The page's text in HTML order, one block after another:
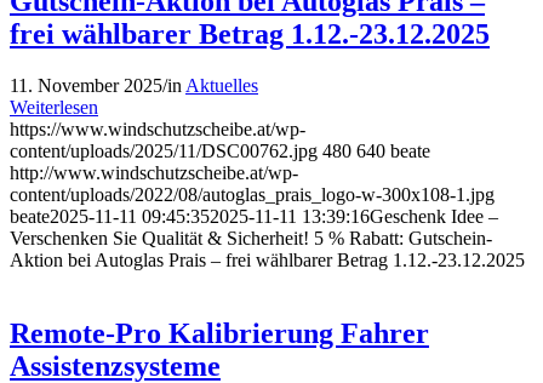
frei wählbarer Betrag 1.12.-23.12.2025
11. November 2025/in Aktuelles
Weiterlesen
https://www.windschutzscheibe.at/wp-
content/uploads/2025/11/DSC00762.jpg 480 640 beate
http://www.windschutzscheibe.at/wp-
content/uploads/2022/08/autoglas_prais_logo-w-300x108-1.jpg
beate2025-11-11 09:45:352025-11-11 13:39:16Geschenk Idee –
Verschenken Sie Qualität & Sicherheit! 5 % Rabatt: Gutschein-
Aktion bei Autoglas Prais – frei wählbarer Betrag 1.12.-23.12.2025
Remote-Pro Kalibrierung Fahrer
Assistenzsysteme